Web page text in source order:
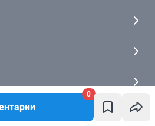
0